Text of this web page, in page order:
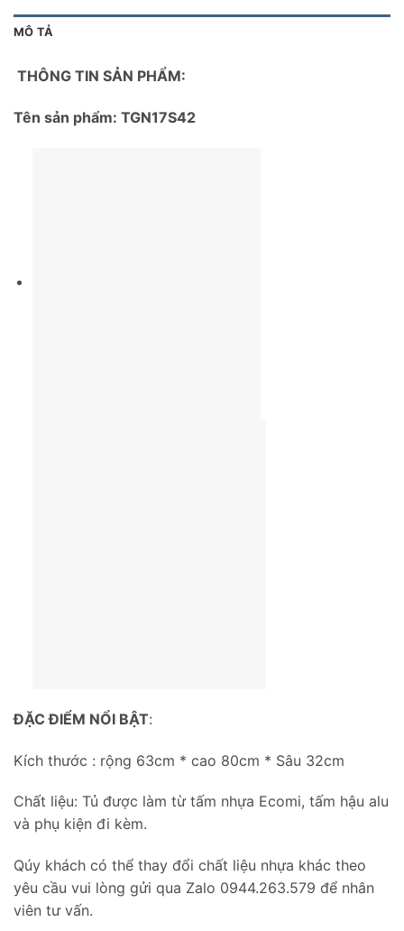
MÔ TẢ
THÔNG TIN SẢN PHẨM:
Tên sản phẩm: TGN17S42
ĐẶC ĐIỂM NỔI BẬT:
Kích thước : rộng 63cm * cao 80cm * Sâu 32cm
Chất liệu: Tủ được làm từ tấm nhựa Ecomi, tấm hậu alu
và phụ kiện đi kèm.
Qúy khách có thể thay đổi chất liệu nhựa khác theo
yêu cầu vui lòng gửi qua Zalo 0944.263.579 để nhân
viên tư vấn.